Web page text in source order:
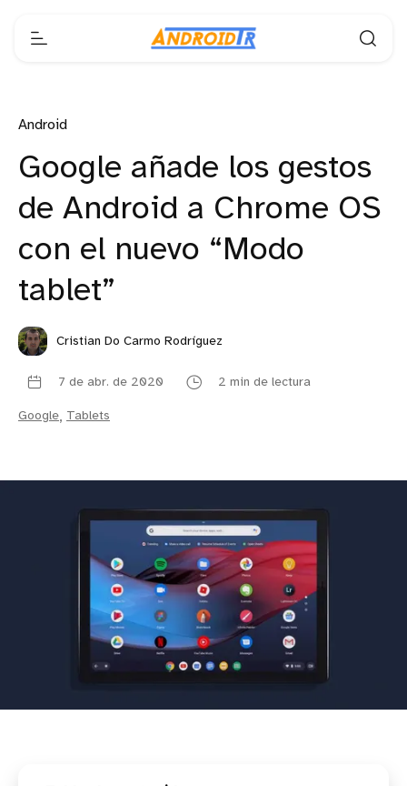
Android
Google añade los gestos
de Android a Chrome OS
con el nuevo “Modo
tablet”
Cristian Do Carmo Rodríguez
7 de abr. de 2020 2 min de lectura
Google, Tablets